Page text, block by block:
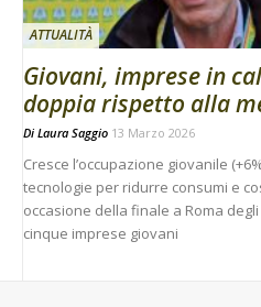
ATTUALITÀ
Giovani, imprese in
doppia rispetto alla
Di Laura Saggio 13 Marzo 2026
Cresce l’occupazione giovanile
tecnologie per ridurre consumi e
occasione della finale a Roma
cinque imprese giovani